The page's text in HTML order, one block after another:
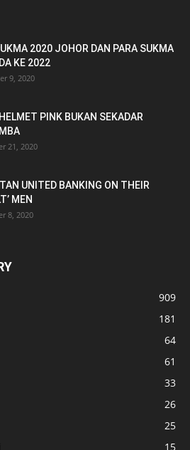
2020 JOHOR DAN PARA SUKMA
KE 2022
9, 2020
PINK BUKAN SEKADAR
21, 2020
UNITED BANKING ON THEIR
MEN
8, 2020
909
181
64
61
33
26
25
15